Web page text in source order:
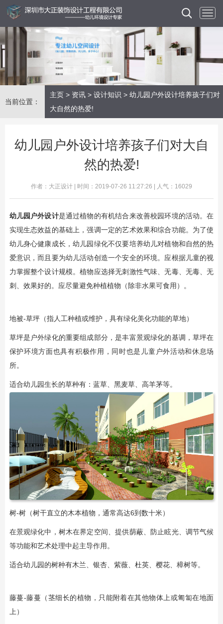
当前位置：
主页 > 资讯 > 设计知识 > 幼儿园户外设计培养孩子们对
大自然的热爱!
幼儿园户外设计培养孩子们对大自
然的热爱!
作者：大正设计 | 时间：2019-07-26 11:27:26 | 人气：16029
幼儿园户外设计是通过植物的有机结合来改善校园环境的活动。在
实现生态效益的基础上，强调一定的艺术效果和综合功能。为了使
幼儿身心健康成长，幼儿园绿化不仅要培养幼儿对植物和自然的热
爱意识，而且要为幼儿活动创造一个安全的环境。应根据儿童的视
力掌握整个设计规模。植物应选择无刺激性气味、无毒、无毒、无
刺、效果好的。应尽量避免种植植物（除非水果可食用）。
地被-草坪（指人工种植或维护，具有绿化美化功能的草地）
草坪是户外绿化的重要组成部分，是丰富景观绿化的基调，草坪在
保护环境方面也具有积极作用，同时也是儿童户外活动和休息场
所。
适合幼儿园生长的草种有：蓝草、黑麦草、高羊茅等。
树-树（树干直立的木本植物，通常高达6到数十米）
在景观绿化中，树木在界定空间、提供荫蔽、防止眩光、调节气候
等功能和艺术处理中起主导作用。
适合幼儿园的树种有木兰、银杏、紫薇、杜英、樱花、樟树等。
藤蔓-藤蔓（茎细长的植物，只能附着在其他物体上或匍匐在地面
上）